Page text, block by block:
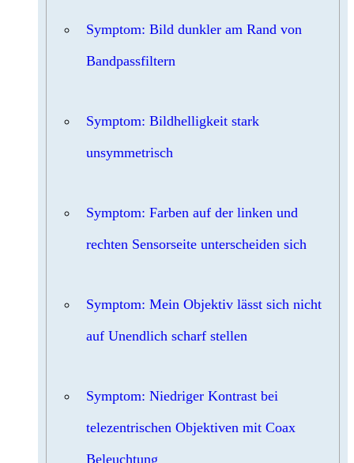
Symptom: Bild dunkler am Rand von
Bandpassfiltern
Symptom: Bildhelligkeit stark
unsymmetrisch
Symptom: Farben auf der linken und
rechten Sensorseite unterscheiden sich
Symptom: Mein Objektiv lässt sich nicht
auf Unendlich scharf stellen
Symptom: Niedriger Kontrast bei
telezentrischen Objektiven mit Coax
Beleuchtung